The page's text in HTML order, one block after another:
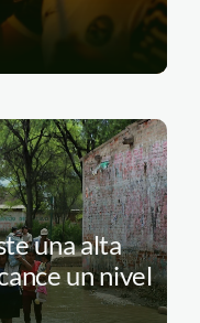
una alta
un nivel